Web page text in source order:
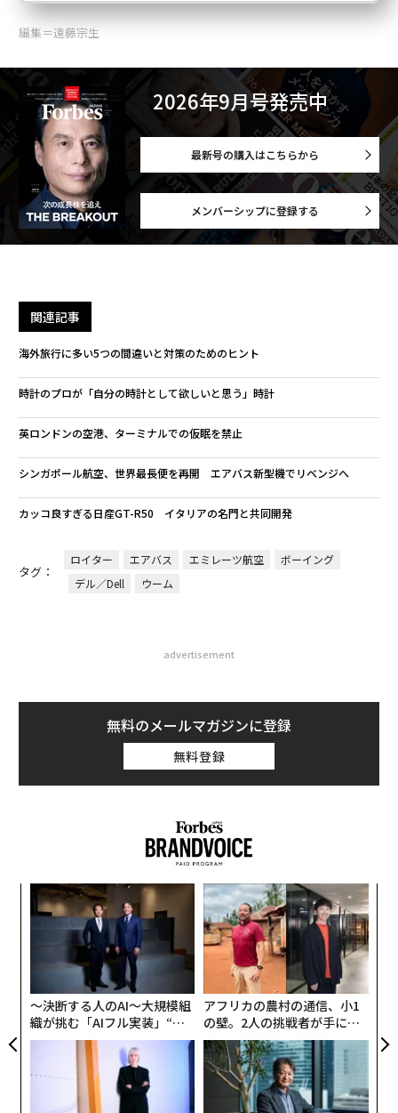
編集＝遠藤宗生
2026年9月号発売中
最新号の購入はこちらから
メンバーシップに登録する
関連記事
海外旅行に多い5つの間違いと対策のためのヒント
時計のプロが「自分の時計として欲しいと思う」時計
英ロンドンの空港、ターミナルでの仮眠を禁止
シンガポール航空、世界最長便を再開 エアバス新型機でリベンジへ
カッコ良すぎる日産GT-R50 イタリアの名門と共同開発
タグ：
ロイター エアバス エミレーツ航空
ボーイング
デル／Dell
ウーム
advertisement
無料のメールマガジンに登録
無料登録
〜決断する人のAI〜大規模組
織が挑む「AIフル実装」“使
う”企業から“動く”企業へ【N
TTドコモビジネス×PwC】
アフリカの農村の通信、小1
の壁。2人の挑戦者が手にし
た「次なる武器」